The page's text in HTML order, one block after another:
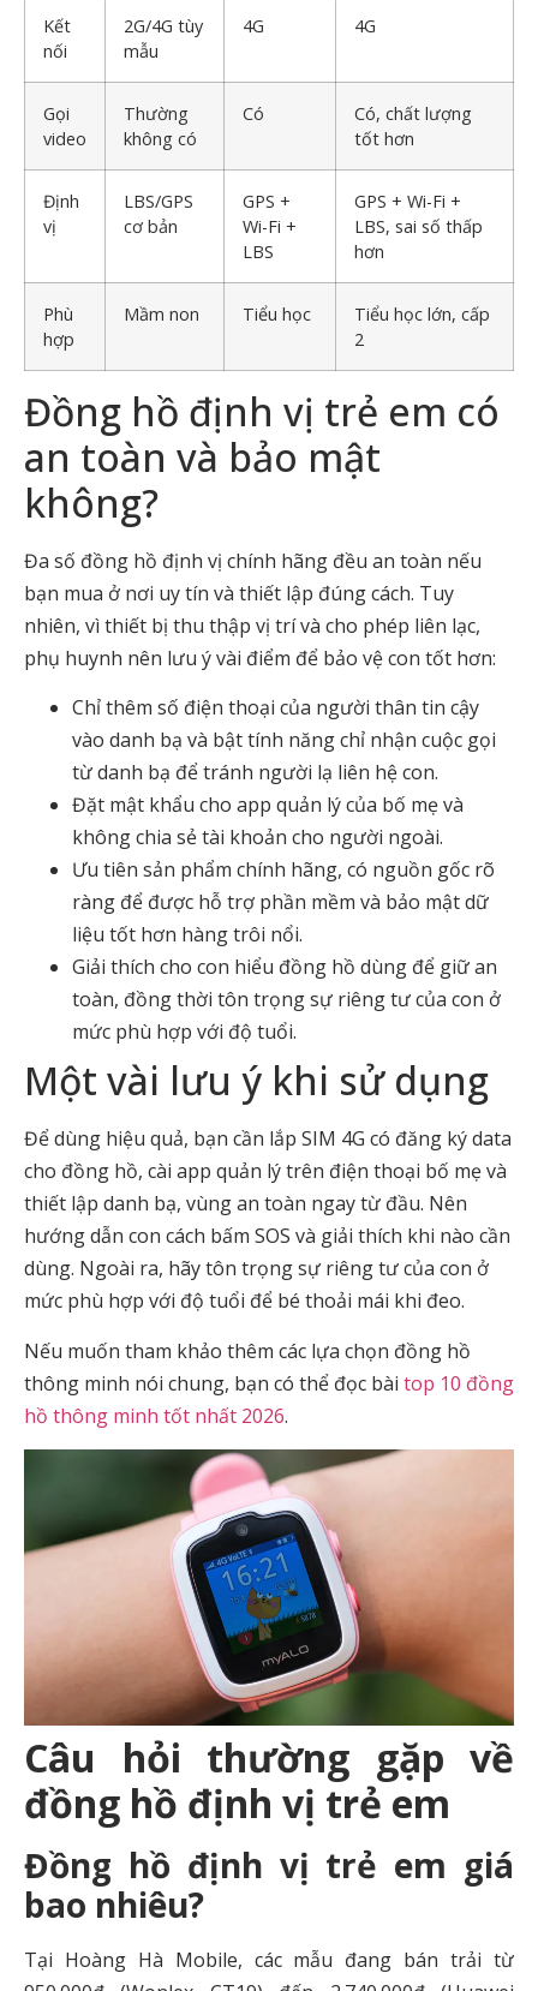
Kết
nối
2G/4G tùy
mẫu
4G 4G
Gọi
video
Thường
không có
Có
Có, chất lượng
tốt hơn
Định
vị
LBS/GPS
cơ bản
GPS +
Wi-Fi +
LBS
GPS + Wi-Fi +
LBS, sai số thấp
hơn
Phù
hợp
Mầm non Tiểu học
Tiểu học lớn, cấp
2
Đồng hồ định vị trẻ em có
an toàn và bảo mật
không?
Đa số đồng hồ định vị chính hãng đều an toàn nếu
bạn mua ở nơi uy tín và thiết lập đúng cách. Tuy
nhiên, vì thiết bị thu thập vị trí và cho phép liên lạc,
phụ huynh nên lưu ý vài điểm để bảo vệ con tốt hơn:
Chỉ thêm số điện thoại của người thân tin cậy
vào danh bạ và bật tính năng chỉ nhận cuộc gọi
từ danh bạ để tránh người lạ liên hệ con.
Đặt mật khẩu cho app quản lý của bố mẹ và
không chia sẻ tài khoản cho người ngoài.
Ưu tiên sản phẩm chính hãng, có nguồn gốc rõ
ràng để được hỗ trợ phần mềm và bảo mật dữ
liệu tốt hơn hàng trôi nổi.
Giải thích cho con hiểu đồng hồ dùng để giữ an
toàn, đồng thời tôn trọng sự riêng tư của con ở
mức phù hợp với độ tuổi.
Một vài lưu ý khi sử dụng
Để dùng hiệu quả, bạn cần lắp SIM 4G có đăng ký data
cho đồng hồ, cài app quản lý trên điện thoại bố mẹ và
thiết lập danh bạ, vùng an toàn ngay từ đầu. Nên
hướng dẫn con cách bấm SOS và giải thích khi nào cần
dùng. Ngoài ra, hãy tôn trọng sự riêng tư của con ở
mức phù hợp với độ tuổi để bé thoải mái khi đeo.
Nếu muốn tham khảo thêm các lựa chọn đồng hồ
thông minh nói chung, bạn có thể đọc bài top 10 đồng
hồ thông minh tốt nhất 2026.
Câu hỏi thường gặp về
đồng hồ định vị trẻ em
Đồng hồ định vị trẻ em giá
bao nhiêu?
Tại Hoàng Hà Mobile, các mẫu đang bán trải từ